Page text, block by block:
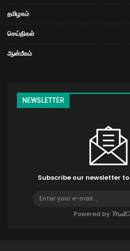
தமிழகம்
செய்திகள்
ஆன்மீகம்
NEWSLETTER
Subscribe our newsletter
Powered by